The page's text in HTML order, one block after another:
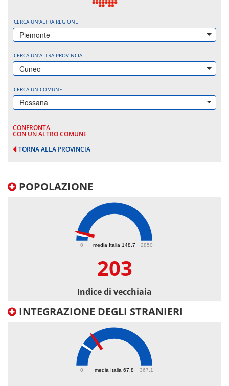
CERCA UN'ALTRA REGIONE
Piemonte
CERCA UN'ALTRA PROVINCIA
Cuneo
CERCA UN COMUNE
Rossana
CONFRONTA
CON UN ALTRO COMUNE
TORNA ALLA PROVINCIA
POPOLAZIONE
media Italia 148.7
0 2850
203
Indice di vecchiaia
INTEGRAZIONE DEGLI STRANIERI
media Italia 67.8
0 367.1